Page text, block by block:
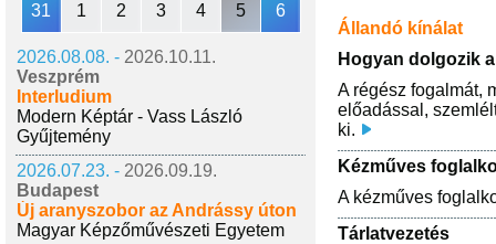
31 1 2 3 4 5 6
2026.08.08. - 2026.10.11.
Veszprém
Interludium
Modern Képtár - Vass László
Gyűjtemény
2026.07.23. - 2026.09.19.
Budapest
Új aranyszobor az Andrássy úton
Magyar Képzőművészeti Egyetem
Állandó kínálat
Hogyan dolgozik
A régész fogalmát,
előadással,
ki.
Kézműves
A kézműves
Tárlatvezetés